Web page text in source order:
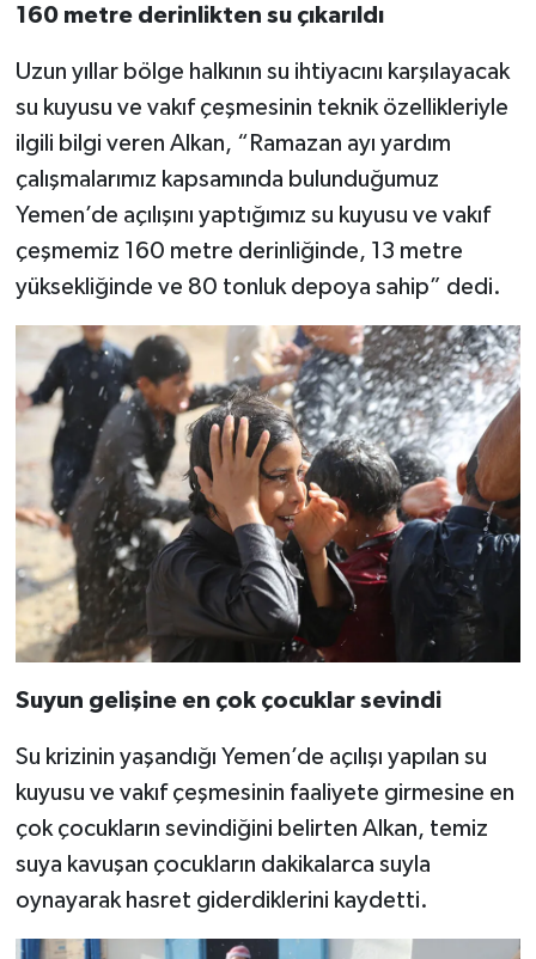
160 metre derinlikten su çıkarıldı
Uzun yıllar bölge halkının su ihtiyacını karşılayacak
su kuyusu ve vakıf çeşmesinin teknik özellikleriyle
ilgili bilgi veren Alkan, “Ramazan ayı yardım
çalışmalarımız kapsamında bulunduğumuz
Yemen’de açılışını yaptığımız su kuyusu ve vakıf
çeşmemiz 160 metre derinliğinde, 13 metre
yüksekliğinde ve 80 tonluk depoya sahip” dedi.
Suyun gelişine en çok çocuklar sevindi
Su krizinin yaşandığı Yemen’de açılışı yapılan su
kuyusu ve vakıf çeşmesinin faaliyete girmesine en
çok çocukların sevindiğini belirten Alkan, temiz
suya kavuşan çocukların dakikalarca suyla
oynayarak hasret giderdiklerini kaydetti.
Edirne Müftülüğü
Elazığ Müftülüğü
Erzincan Müftülüğü
Erzurum Müftülüğü
Eskişehir Müftülüğü
Gaziantep Müftülüğü
Giresun Müftülüğü
Gümüşhane Müftülüğü
Hakkari Müftülüğü
Hatay Müftülüğü
Isparta Müftülüğü
İzmir Müftülüğü